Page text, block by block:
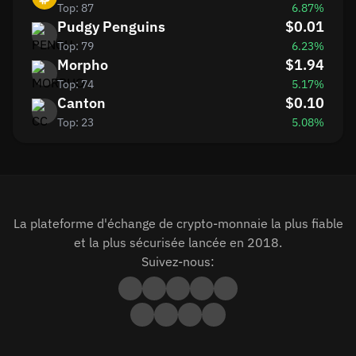
Top: 87 6.87%
Pudgy Penguins
Top: 79
$0.01
6.23%
Morpho
Top: 74
$1.94
5.17%
Canton
Top: 23
$0.10
5.08%
La plateforme d'échange de crypto-monnaie la plus fiable
et la plus sécurisée lancée en 2018.
Suivez-nous: